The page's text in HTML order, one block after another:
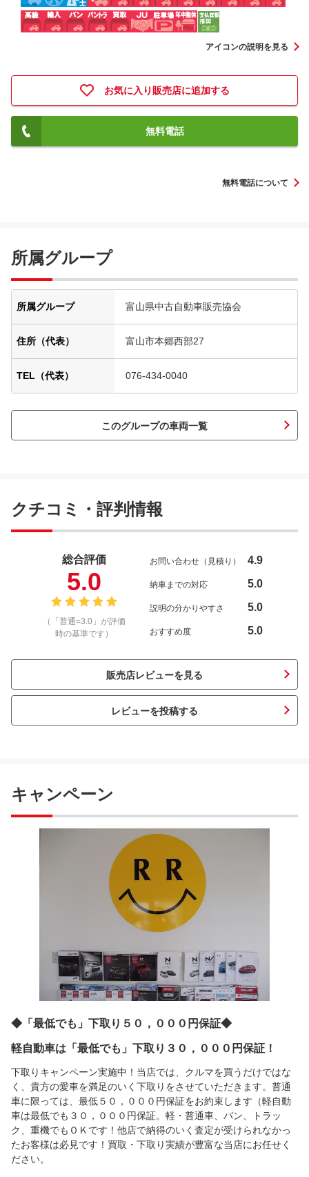
アイコンの説明を見る
お気に入り販売店に追加する
無料電話
無料電話について
所属グループ
所属グループ 富山県中古自動車販売協会
住所（代表） 富山市本郷西部27
TEL（代表） 076-434-0040
このグループの車両一覧
クチコミ・評判情報
総合評価
5.0
（「普通=3.0」が評価
時の基準です）
お問い合わせ（見積り） 4.9
納車までの対応 5.0
説明の分かりやすさ 5.0
おすすめ度 5.0
販売店レビューを見る
レビューを投稿する
キャンペーン
◆「最低でも」下取り５０，０００円保証◆
軽自動車は「最低でも」下取り３０，０００円保証！
下取りキャンペーン実施中！当店では、クルマを買うだけではな
く、貴方の愛車を満足のいく下取りをさせていただきます。普通
車に限っては、最低５０，０００円保証をお約束します（軽自動
車は最低でも３０，０００円保証。軽・普通車、バン、トラッ
ク、重機でもＯＫです！他店で納得のいく査定が受けられなかっ
たお客様は必見です！買取・下取り実績が豊富な当店にお任せく
ださい。